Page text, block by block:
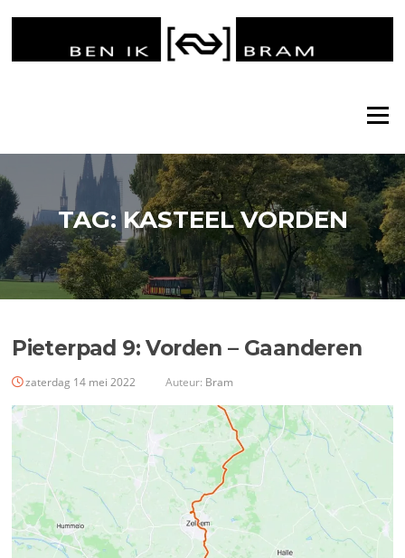
Menu
TAG:KASTEEL VORDEN
Pieterpad 9: Vorden – Gaanderen
zaterdag 14 mei 2022 Auteur: Bram